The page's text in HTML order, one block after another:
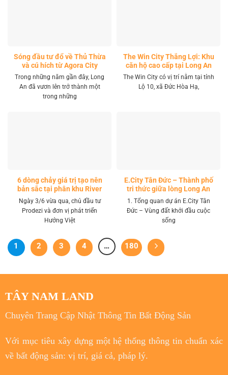
Sóng đầu tư đổ về Thủ Thừa
và cú hích từ Agora City
Trong những năm gần đây, Long
An đã vươn lên trở thành một
trong những
The Win City Thắng Lợi: Khu
căn hộ cao cấp tại Long An
The Win City có vị trí nằm tại tỉnh
Lộ 10, xã Đức Hòa Hạ,
6 dòng chảy giá trị tạo nên
bản sắc tại phân khu River
Park LA Home
Ngày 3/6 vừa qua, chủ đầu tư
Prodezi và đơn vị phát triển
Hướng Việt
E.City Tân Đức – Thành phố
tri thức giữa lòng Long An
1. Tổng quan dự án E.City Tân
Đức – Vùng đất khởi đầu cuộc
sống
1 2 3 4 … 180
TÂY NAM LAND
Chuyên Trang Cập Nhật Thông Tin Bất Động Sản
Với mục tiêuxây dựng một hệ thống thông tin chuẩn xác
về bất động sản: vị trí, giá cả, pháp lý.